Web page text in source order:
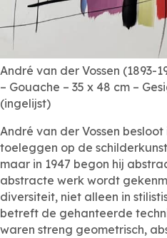
André van der Vossen (1893-
– Gouache – 35 x 48 cm –
(ingelijst)
André van der Vossen
toeleggen op de
maar in 1947 begon hij
abstracte werk wordt
diversiteit, niet alleen in
betreft de gehanteerde
waren streng geometrisch,